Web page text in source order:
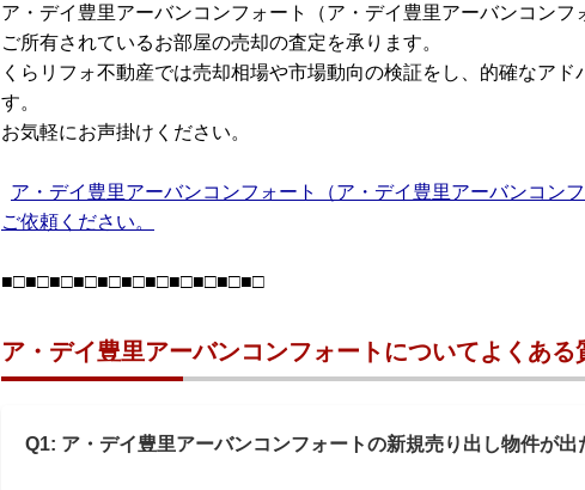
ア・デイ豊里アーバンコンフォート（ア・デイ豊里アーバンコンフ
ご所有されているお部屋の売却の査定を承ります。
くらリフォ不動産では売却相場や市場動向の検証をし、的確なア
す。
お気軽にお声掛けください。
ア・デイ豊里アーバンコンフォート（ア・デイ豊里アーバンコン
ご依頼ください。
■□■□■□■□■□■□■□■□■□■□■□
ア・デイ豊里アーバンコンフォートについてよくある
Q1: ア・デイ豊里アーバンコンフォートの新規売り出し物件が